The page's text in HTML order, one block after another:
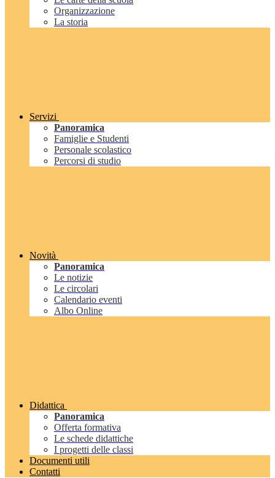
Organizzazione
La storia
Servizi
Panoramica
Famiglie e Studenti
Personale scolastico
Percorsi di studio
Novità
Panoramica
Le notizie
Le circolari
Calendario eventi
Albo Online
Didattica
Panoramica
Offerta formativa
Le schede didattiche
I progetti delle classi
Documenti utili
Contatti